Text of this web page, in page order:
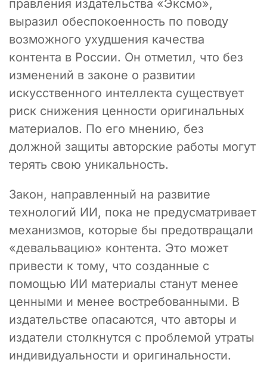
правления издательства «Эксмо»,
выразил обеспокоенность по поводу
возможного ухудшения качества
контента в России. Он отметил, что без
изменений в законе о развитии
искусственного интеллекта существует
риск снижения ценности оригинальных
материалов. По его мнению, без
должной защиты авторские работы могут
терять свою уникальность.
Закон, направленный на развитие
технологий ИИ, пока не предусматривает
механизмов, которые бы предотвращали
«девальвацию» контента. Это может
привести к тому, что созданные с
помощью ИИ материалы станут менее
ценными и менее востребованными. В
издательстве опасаются, что авторы и
издатели столкнутся с проблемой утраты
индивидуальности и оригинальности.